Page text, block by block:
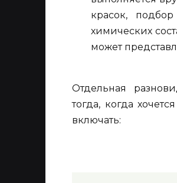
красок,
химических
может
Отдельная
тогда, когда
включать: